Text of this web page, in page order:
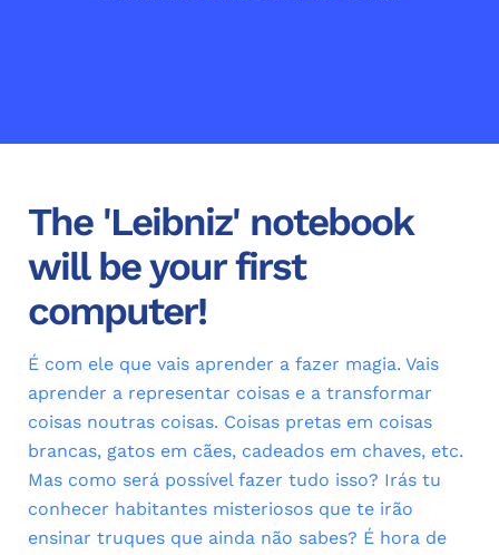
The 'Leibniz' notebook
will be your first
computer!
É com ele que vais aprender a fazer magia. Vais
aprender a representar coisas e a transformar
coisas noutras coisas. Coisas pretas em coisas
brancas, gatos em cães, cadeados em chaves, etc.
Mas como será possível fazer tudo isso? Irás tu
conhecer habitantes misteriosos que te irão
ensinar truques que ainda não sabes? É hora de